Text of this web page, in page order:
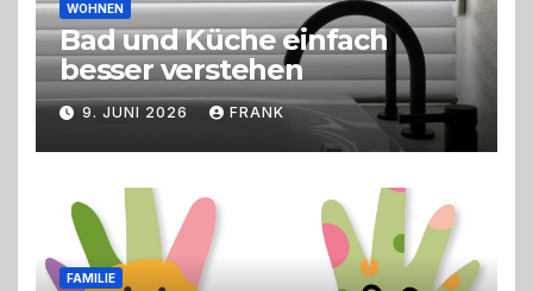
WOHNEN
Bad und Küche einfach
besser verstehen
9. JUNI 2026 FRANK
FAMILIE